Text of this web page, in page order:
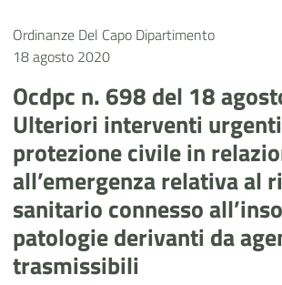
Ordinanze Del Capo Dipartimento
18 agosto 2020
Ocdpc n. 698 del 18
Ulteriori interventi
protezione civile in
all’emergenza relativa al
sanitario connesso
patologie derivanti da
trasmissibili